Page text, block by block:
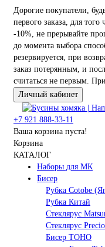
Дорогие покупатели,
первого заказа, для
-10%, не прерывайте
до момента выбора
резервируется, при
заказ потерянным, и
считаться не первым.
Личный кабинет
+7 921 888-33-11
Ваша корзина пуста!
Корзина
КАТАЛОГ
Наборы для МК
Бисер
Рубка Cotobe
Рубка Китай
Стеклярус
Стеклярус
Бисер TOHO